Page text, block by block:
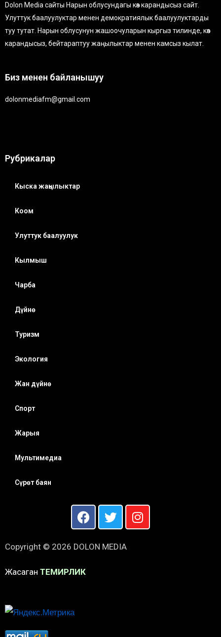
Dolon Media сайты Нарын облусундагы көз карандысыз сайт.
Улуттук баалуулуктар менен демократиялык баалуулуктарды
туу тутат. Нарын облусунун жашоочуларын кыргыз тилинде, көз
карандысыз, бейтараптуу жаңылыктар менен камсыз кылат.
Биз менен байланышуу
dolonmediafm@gmail.com
Рубрикалар
Кыска жаңылыктар
Коом
Улуттук баалуулук
Кылмыш
Чарба
Дүйнө
Туризм
Экология
Жан дүйнө
Спорт
Жарыя
Мультимедиа
Сүрөт баян
Copyright © 2026 DOLON MEDIA
Жасаган ТЕМИРЛИК